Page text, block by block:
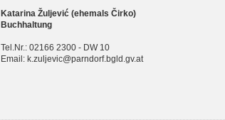
Katarina Žuljević (ehemals Čirko)
Buchhaltung
Tel.Nr.: 02166 2300 - DW 10
Email: k.zuljevic@parndorf.bgld.gv.at